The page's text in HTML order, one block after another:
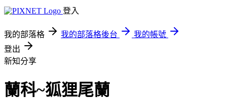
登入
我的部落格 我的部落格後台
我的帳號
登出
新知分享
蘭科~狐狸尾蘭